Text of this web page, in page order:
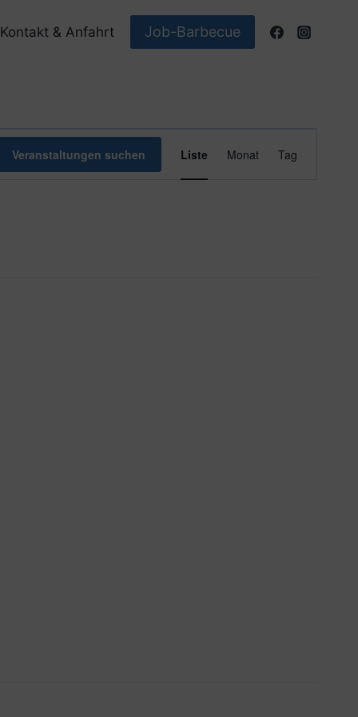
Kontakt & Anfahrt Job-Barbecue
Veranstaltungen suchen Liste Monat Tag